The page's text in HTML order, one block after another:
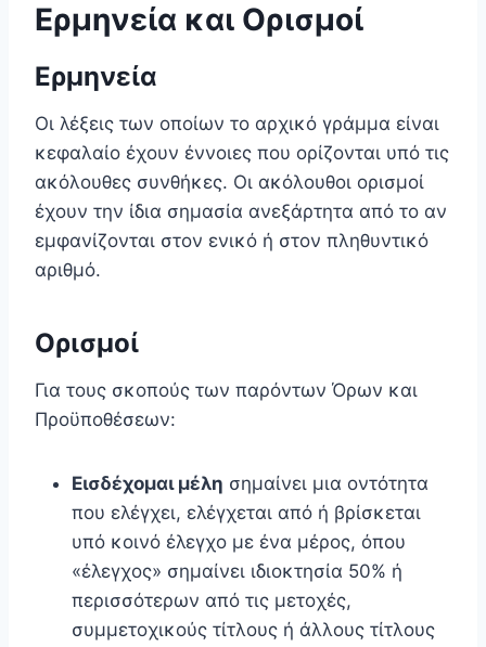
Ερμηνεία και Ορισμοί
Ερμηνεία
Οι λέξεις των οποίων το αρχικό γράμμα είναι
κεφαλαίο έχουν έννοιες που ορίζονται υπό τις
ακόλουθες συνθήκες. Οι ακόλουθοι ορισμοί
έχουν την ίδια σημασία ανεξάρτητα από το αν
εμφανίζονται στον ενικό ή στον πληθυντικό
αριθμό.
Ορισμοί
Για τους σκοπούς των παρόντων Όρων και
Προϋποθέσεων:
Εισδέχομαι μέλη σημαίνει μια οντότητα
που ελέγχει, ελέγχεται από ή βρίσκεται
υπό κοινό έλεγχο με ένα μέρος, όπου
«έλεγχος» σημαίνει ιδιοκτησία 50% ή
περισσότερων από τις μετοχές,
συμμετοχικούς τίτλους ή άλλους τίτλους